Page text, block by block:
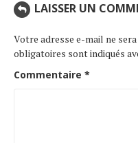
LAISSER UN
Votre adresse e-mail ne
obligatoires sont indiqués
Commentaire *